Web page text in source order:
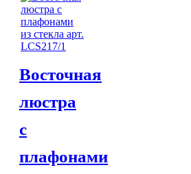
Восточная
люстра
с
плафонами